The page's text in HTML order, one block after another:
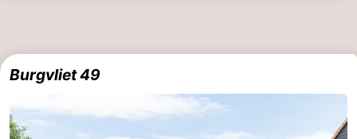
Burgvliet 49